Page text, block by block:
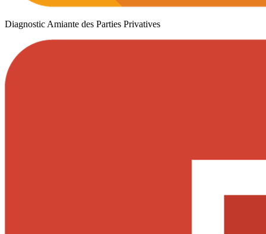
Diagnostic Amiante des Parties Privatives